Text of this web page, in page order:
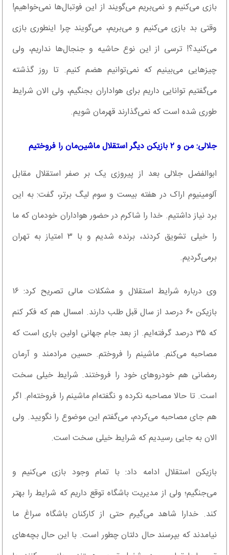
بازی می‌کنیم و نمی‌بریم می‌گویند از این فوتبال‌ها نمی‌خواهیم!
وقتی بد بازی می‌کنیم و می‌بریم، می‌گویند چرا اینطوری بازی
می‌کنید؟! ترسی از این نوع حاشیه و جنجال‌ها نداریم، ولی
چیزهایی می‌بینیم که نمی‌توانیم هضم کنیم. تا روز گذشته
می‌گفتیم توانایی داریم برای هواداران بجنگیم، ولی الان شرایط
طوری شده است که نمی‌گذارند قهرمان شویم.
جلالی: من و ۲ بازیکن دیگر استقلال ماشین‌مان را فروختیم
ابوالفضل جلالی بعد از پیروزی یک بر صفر استقلال مقابل
آلومینیوم اراک در هفته بیست و سوم لیگ برتر، گفت: به این
برد نیاز داشتیم. خدا را شاکرم در حضور هواداران خودمان که ما
را خیلی تشویق‌ کردند، برنده شدیم و با ۳ امتیاز به تهران
برمی‌گردیم.
وی درباره شرایط استقلال و مشکلات مالی تصریح کرد: ۱۶
بازیکن ۶۰ درصد از سال قبل طلب دارند. امسال هم که فکر کنم
که ۳۵ درصد گرفته‌ایم. از بعد جام جهانی اولین باری است که
مصاحبه می‌کنم. ماشینم را فروختم. حسین مرادمند و آرمان
رمضانی هم خودروهای خود را فروختند. شرایط خیلی سخت
است. تا حالا مصاحبه‌ نکرده و نگفته‌ام ماشینم را فروخته‌ام. اگر
هم جای مصاحبه می‌کردم، می‌گفتم این موضوع را نگویید. ولی
الان به جایی رسیدیم که شرایط خیلی سخت است.
بازیکن استقلال ادامه داد: با تمام وجود بازی می‌کنیم و
می‌جنگیم؛ ولی از مدیریت باشگاه توقع داریم که شرایط را بهتر
کند. خدارا شاهد می‌گیرم حتی از کارکنان باشگاه سراغ ما
نیامدند که بپرسند حال دلتان چطور است. با این حال بچه‌های